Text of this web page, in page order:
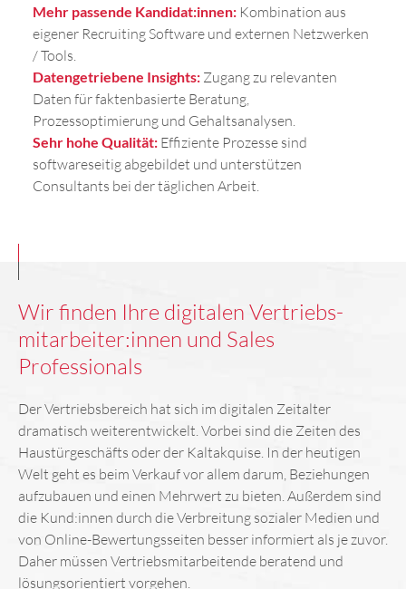
Mehr passende Kandidat:innen: Kombination aus
eigener Recruiting Software und externen Netzwerken
/ Tools.
Datengetriebene Insights: Zugang zu relevanten
Daten für faktenbasierte Beratung,
Prozessoptimierung und Gehaltsanalysen.
Sehr hohe Qualität: Effiziente Prozesse sind
softwareseitig abgebildet und unterstützen
Consultants bei der täglichen Arbeit.
Wir finden Ihre digitalen Vertriebs­
mitarbeiter:innen und Sales
Professionals
Der Vertriebsbereich hat sich im digitalen Zeitalter
dramatisch weiterentwickelt. Vorbei sind die Zeiten des
Haustürgeschäfts oder der Kaltakquise. In der heutigen
Welt geht es beim Verkauf vor allem darum, Beziehungen
aufzubauen und einen Mehrwert zu bieten. Außerdem sind
die Kund:innen durch die Verbreitung sozialer Medien und
von Online-Bewertungsseiten besser informiert als je zuvor.
Daher müssen Vertriebsmitarbeitende beratend und
lösungsorientiert vorgehen.